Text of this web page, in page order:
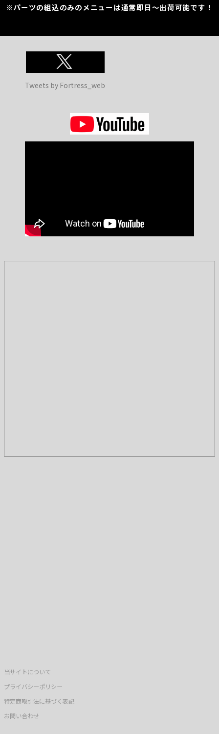
※パーツの組込のみのメニューは通常即日～出荷可能です！
Tweets by Fortress_web
当サイトについて
プライバシーポリシー
特定商取引法に基づく表記
お問い合わせ